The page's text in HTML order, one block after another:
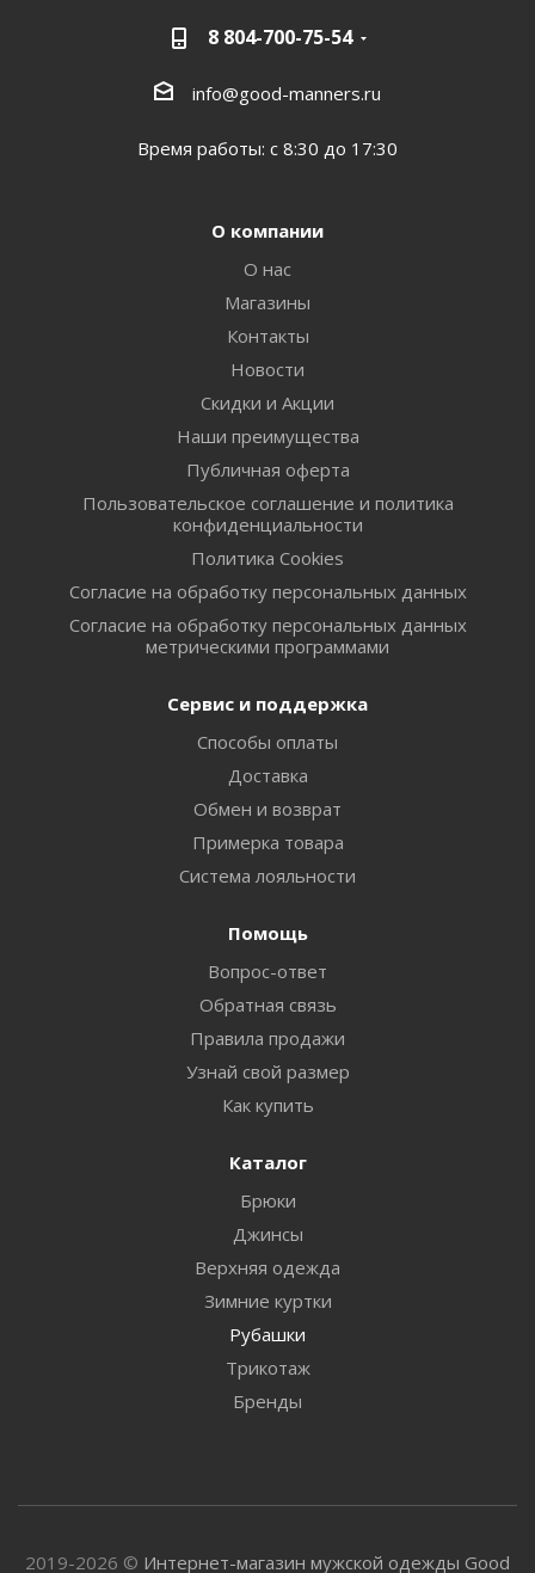
8 804-700-75-54
info@good-manners.ru
Время работы: с 8:30 до 17:30
О компании
О нас
Магазины
Контакты
Новости
Скидки и Акции
Наши преимущества
Публичная оферта
Пользовательское соглашение и политика
конфиденциальности
Политика Cookies
Согласие на обработку персональных данных
Согласие на обработку персональных данных
метрическими программами
Сервис и поддержка
Способы оплаты
Доставка
Обмен и возврат
Примерка товара
Система лояльности
Помощь
Вопрос-ответ
Обратная связь
Правила продажи
Узнай свой размер
Как купить
Каталог
Брюки
Джинсы
Верхняя одежда
Зимние куртки
Рубашки
Трикотаж
Бренды
2019-2026 © Интернет-магазин мужской одежды Good